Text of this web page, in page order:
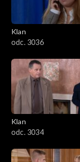
Klan
odc. 3036
Klan
odc. 3034